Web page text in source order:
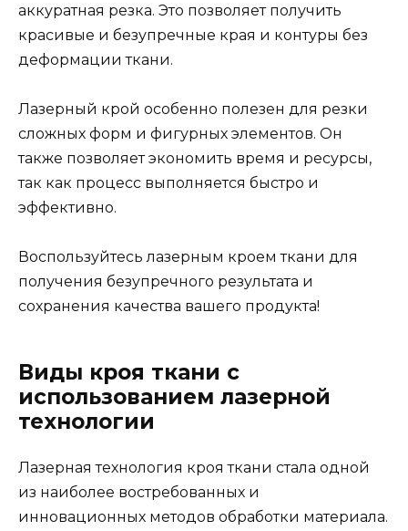
аккуратная резка. Это позволяет получить
красивые и безупречные края и контуры без
деформации ткани.
Лазерный крой особенно полезен для резки
сложных форм и фигурных элементов. Он
также позволяет экономить время и ресурсы,
так как процесс выполняется быстро и
эффективно.
Воспользуйтесь лазерным кроем ткани для
получения безупречного результата и
сохранения качества вашего продукта!
Виды кроя ткани с
использованием лазерной
технологии
Лазерная технология кроя ткани стала одной
из наиболее востребованных и
инновационных методов обработки материала.